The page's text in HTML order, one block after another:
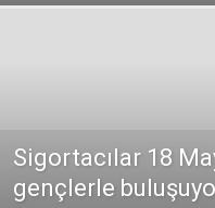
Sigortacılar 18
gençlerle